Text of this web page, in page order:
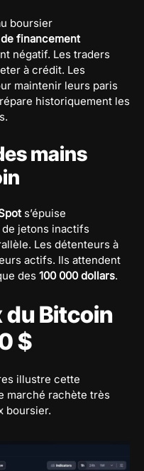
boursier
financement
négatif. Les traders
à crédit. Les
maintenir leurs paris
historiquement les
mains
s’épuise
jetons inactifs
Les détenteurs à
actifs. Ils attendent
des 100 000 dollars.
du Bitcoin
$
illustre cette
marché rachète très
boursier.